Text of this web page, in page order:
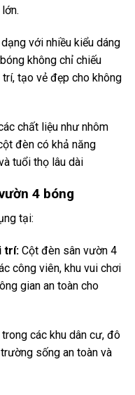
với nhiều kiểu dáng
không chỉ chiếu
tạo vẻ đẹp cho không
chất liệu như nhôm
đèn có khả năng
tuổi thọ lâu dài
4 bóng
tại:
trí:Cột đèn sân vườn 4
công viên, khu vui chơi
gian an toàn cho
các khu dân cư, đô
sống an toàn và